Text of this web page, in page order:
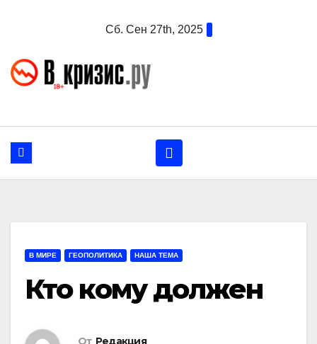
Сб. Сен 27th, 2025
В МИРЕ ГЕОПОЛИТИКА НАША ТЕМА
Кто кому должен
От Редакция